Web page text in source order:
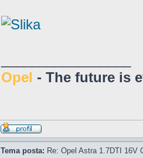
Opel - The future is
Tema posta: Re: Opel Astra 1.7DTI 16V